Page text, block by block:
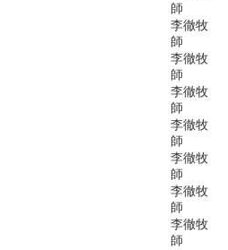
師
李徹牧
師
李徹牧
師
李徹牧
師
李徹牧
師
李徹牧
師
李徹牧
師
李徹牧
師